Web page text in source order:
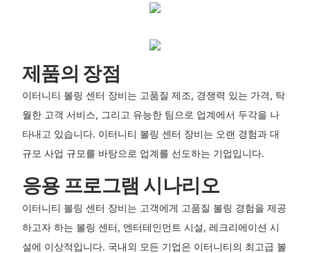
제품의 장점
이터니티 볼링 센터 장비는 고품질 제조, 경쟁력 있는 가격, 탁
월한 고객 서비스, 그리고 유능한 팀으로 업계에서 두각을 나
타내고 있습니다. 이터니티 볼링 센터 장비는 오랜 경험과 대
규모 사업 규모를 바탕으로 업계를 선도하는 기업입니다.
응용 프로그램 시나리오
이터니티 볼링 센터 장비는 고객에게 고품질 볼링 경험을 제공
하고자 하는 볼링 센터, 엔터테인먼트 시설, 레크리에이션 시
설에 이상적입니다. 국내외 모든 기업은 이터니티의 최고급 볼